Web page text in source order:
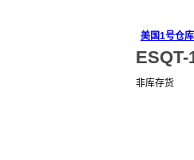
美国1号仓库
ESQT-
非库存货